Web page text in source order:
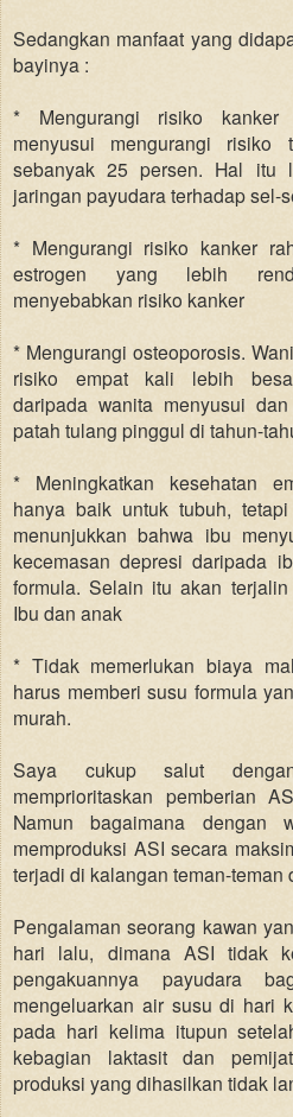
Sedangkan manfaat yang
bayinya :
* Mengurangi risiko kanker
menyusui mengurangi risiko
sebanyak 25 persen. Hal itu
jaringan payudara terhadap sel-
* Mengurangi risiko kanker
estrogen yang lebih
menyebabkan risiko kanker
* Mengurangi osteoporosis.
risiko empat kali lebih
daripada wanita menyusui
patah tulang pinggul di tahun-
* Meningkatkan kesehatan
hanya baik untuk tubuh,
menunjukkan bahwa ibu
kecemasan depresi daripada
formula. Selain itu akan
Ibu dan anak
* Tidak memerlukan biaya
harus memberi susu formula
murah.
Saya cukup salut
memprioritaskan pemberian
Namun bagaimana dengan
memproduksi ASI secara
terjadi di kalangan teman-teman
Pengalaman seorang kawan
hari lalu, dimana ASI tidak
pengakuannya payudara
mengeluarkan air susu di hari
pada hari kelima itupun
kebagian laktasit dan
produksi yang dihasilkan tidak